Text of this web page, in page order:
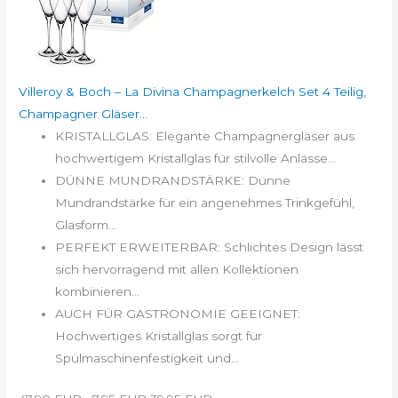
Villeroy & Boch – La Divina Champagnerkelch Set 4 Teilig,
Champagner Gläser...
KRISTALLGLAS: Elegante Champagnergläser aus
hochwertigem Kristallglas für stilvolle Anlässe...
DÜNNE MUNDRANDSTÄRKE: Dünne
Mundrandstärke für ein angenehmes Trinkgefühl,
Glasform...
PERFEKT ERWEITERBAR: Schlichtes Design lässt
sich hervorragend mit allen Kollektionen
kombinieren...
AUCH FÜR GASTRONOMIE GEEIGNET:
Hochwertiges Kristallglas sorgt für
Spülmaschinenfestigkeit und...